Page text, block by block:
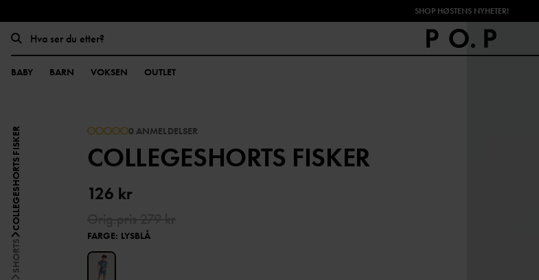
SHOP HØSTENS NYHETER!
BABY BARN VOKSEN OUTLET
SHORTS
COLLEGESHORTS FISKER 0 ANMELDELSER
COLLEGESHORTS FISKER
126 kr
FARGE: LYSBLÅ